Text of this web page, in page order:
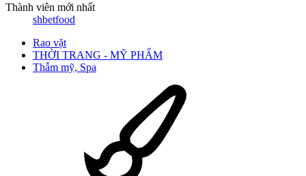
Thành viên mới nhất
shbetfood
Rao vặt
THỜI TRANG - MỸ PHẨM
Thẫm mỹ, Spa